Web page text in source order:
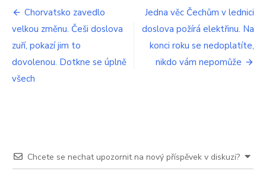
o
spoustu
si
Navigace
pro
příspěvek
Chorvatsko zavedlo
velkou změnu. Češi doslova
zuří, pokazí jim to
dovolenou. Dotkne se úplně
všech
Jedna věc Čechům v lednici
doslova požírá elektřinu. Na
konci roku se nedoplatíte,
nikdo vám nepomůže
Chcete se nechat upozornit na nový příspěvek v diskuzi?